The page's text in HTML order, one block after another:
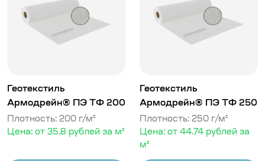
Геотекстиль
Армодрейн® ПЭ ТФ 200
Плотность: 200 г/м²
Цена: от 35.8 рублей за м²
Геотекстиль
Армодрейн® ПЭ ТФ 250
Плотность: 250 г/м²
Цена: от 44.74 рублей за
м²